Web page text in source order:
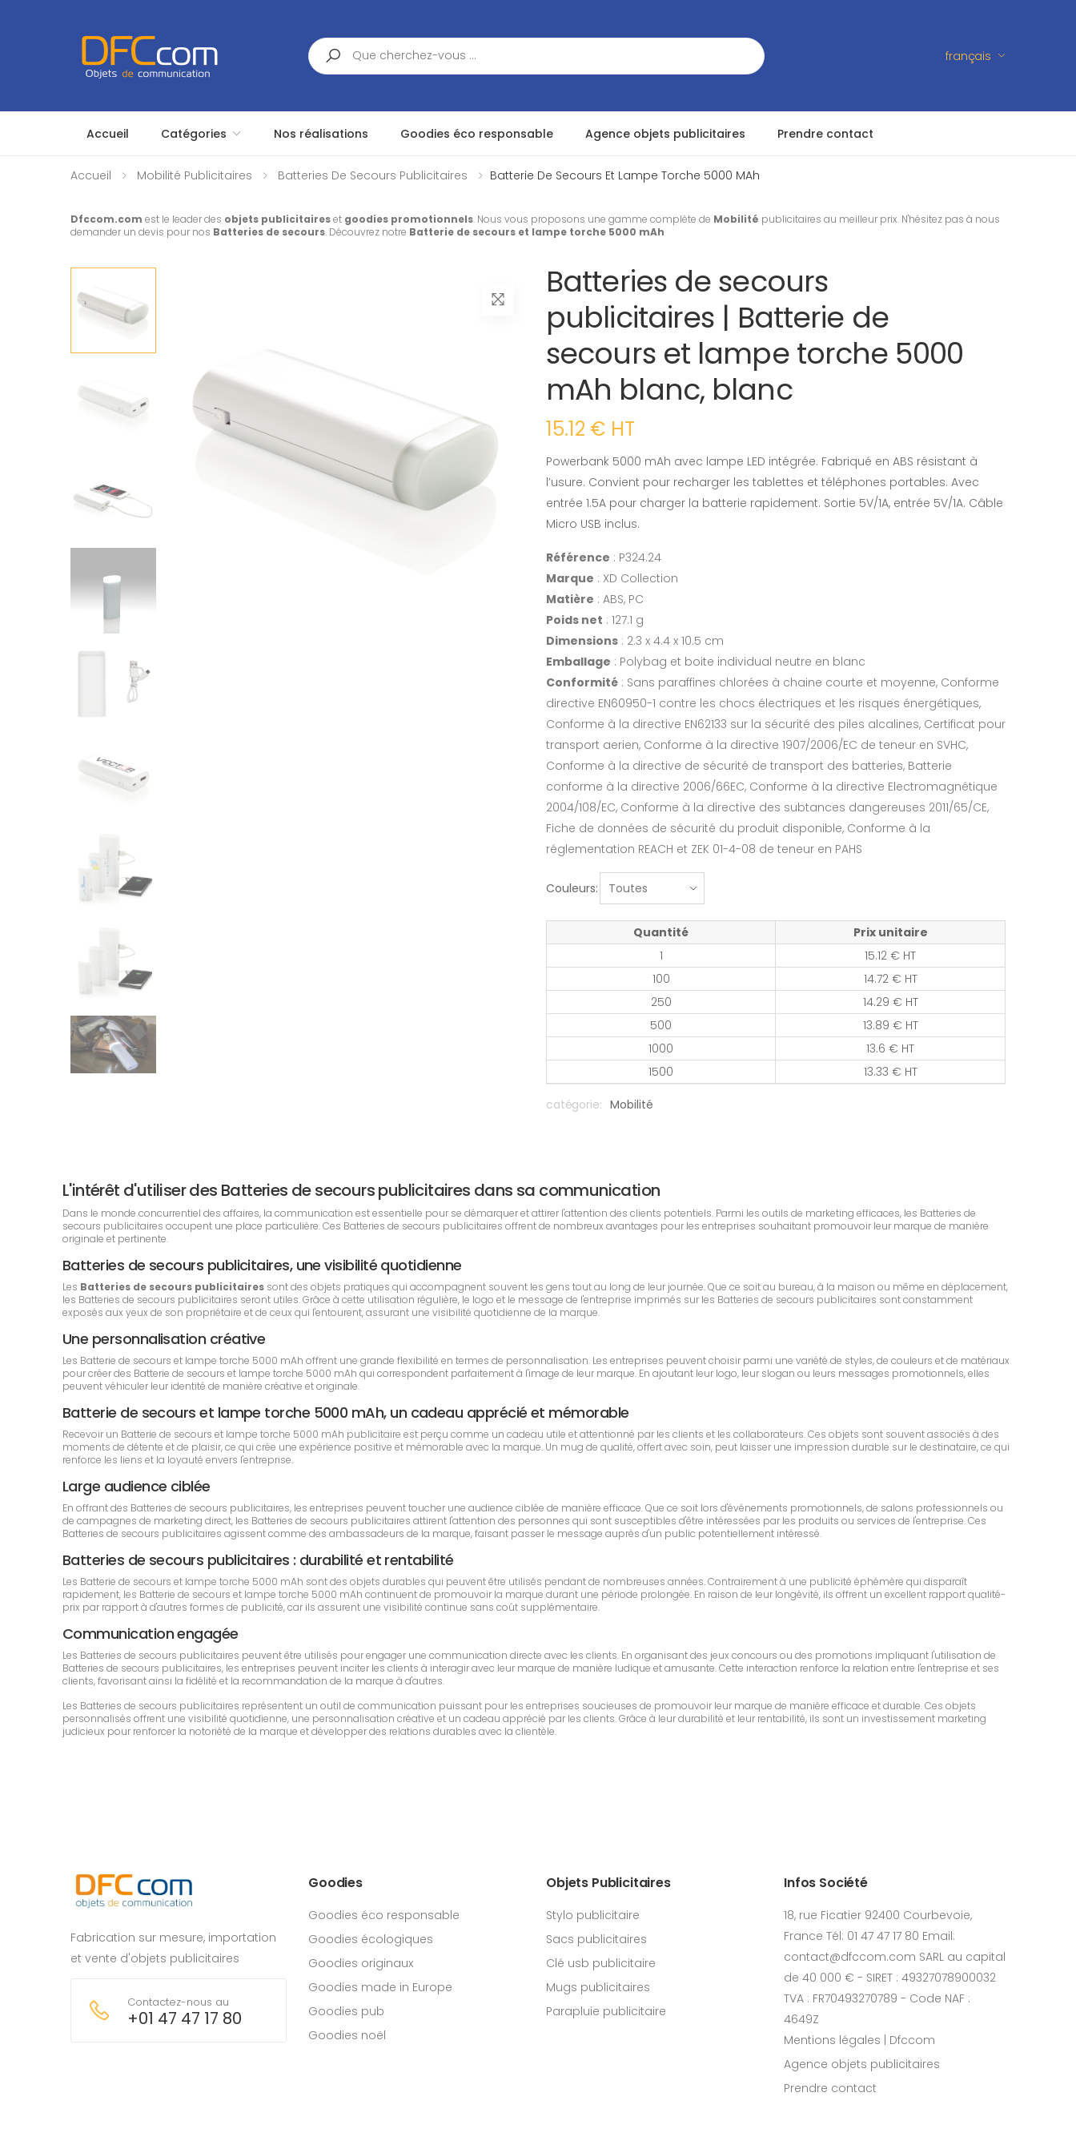
Search
français
Accueil Catégories Nos réalisations Goodies éco responsable Agence objets publicitaires Prendre contact
Accueil Mobilité Publicitaires Batteries De Secours Publicitaires Batterie De Secours Et Lampe Torche 5000 MAh
Dfccom.com est le leader des objets publicitaireset goodies promotionnels. Nous vous proposons une gamme complète de Mobilité publicitaires au meilleur prix. N'hésitez pas à nous
demander un devis pour nos Batteries de secours. Découvrez notre Batterie de secours et lampe torche 5000 mAh
Batteries de secours
publicitaires | Batterie de
secours et lampe torche 5000
mAh blanc, blanc
15.12 € HT
Powerbank 5000 mAh avec lampe LED intégrée. Fabriqué en ABS résistant à
l’usure. Convient pour recharger les tablettes et téléphones portables. Avec
entrée 1.5A pour charger la batterie rapidement. Sortie 5V/1A, entrée 5V/1A. Câble
Micro USB inclus.
Référence : P324.24
Marque : XD Collection
Matière : ABS, PC
Poids net : 127.1 g
Dimensions : 2.3 x 4.4 x 10.5 cm
Emballage : Polybag et boite individual neutre en blanc
Conformité : Sans paraffines chlorées à chaine courte et moyenne, Conforme
directive EN60950-1 contre les chocs électriques et les risques énergétiques,
Conforme à la directive EN62133 sur la sécurité des piles alcalines, Certificat pour
transport aerien, Conforme à la directive 1907/2006/EC de teneur en SVHC,
Conforme à la directive de sécurité de transport des batteries, Batterie
conforme à la directive 2006/66EC, Conforme à la directive Electromagnétique
2004/108/EC, Conforme à la directive des subtances dangereuses 2011/65/CE,
Fiche de données de sécurité du produit disponible, Conforme à la
réglementation REACH et ZEK 01-4-08 de teneur en PAHS
Couleurs:
Quantité
Prix unitaire
1
15.12 € HT
100
14.72 € HT
250
14.29 € HT
500
13.89 € HT
1000
13.6 € HT
1500
13.33 € HT
catégorie: Mobilité
L'intérêt d'utiliser des Batteries de secours publicitaires dans sa communication
Dans le monde concurrentiel des affaires, la communication est essentielle pour se démarquer et attirer l'attention des clients potentiels. Parmi les outils de marketing efficaces, les Batteries de
secours publicitaires occupent une place particulière. Ces Batteries de secours publicitaires offrent de nombreux avantages pour les entreprises souhaitant promouvoir leur marque de manière
originale et pertinente.
Batteries de secours publicitaires, une visibilité quotidienne
Les Batteries de secours publicitaires sont des objets pratiques qui accompagnent souvent les gens tout au long de leur journée. Que ce soit au bureau, à la maison ou même en déplacement,
les Batteries de secours publicitaires seront utiles. Grâce à cette utilisation régulière, le logo et le message de l'entreprise imprimés sur les Batteries de secours publicitaires sont constamment
exposés aux yeux de son propriétaire et de ceux qui l'entourent, assurant une visibilité quotidienne de la marque.
Une personnalisation créative
Les Batterie de secours et lampe torche 5000 mAh offrent une grande flexibilité en termes de personnalisation. Les entreprises peuvent choisir parmi une variété de styles, de couleurs et de matériaux
pour créer des Batterie de secours et lampe torche 5000 mAh qui correspondent parfaitement à l'image de leur marque. En ajoutant leur logo, leur slogan ou leurs messages promotionnels, elles
peuvent véhiculer leur identité de manière créative et originale.
Batterie de secours et lampe torche 5000 mAh, un cadeau apprécié et mémorable
Recevoir un Batterie de secours et lampe torche 5000 mAh publicitaire est perçu comme un cadeau utile et attentionné par les clients et les collaborateurs. Ces objets sont souvent associés à des
moments de détente et de plaisir, ce qui crée une expérience positive et mémorable avec la marque. Un mug de qualité, offert avec soin, peut laisser une impression durable sur le destinataire, ce qui
renforce les liens et la loyauté envers l'entreprise.
Large audience ciblée
En offrant des Batteries de secours publicitaires, les entreprises peuvent toucher une audience ciblée de manière efficace. Que ce soit lors d'événements promotionnels, de salons professionnels ou
de campagnes de marketing direct, les Batteries de secours publicitaires attirent l'attention des personnes qui sont susceptibles d'être intéressées par les produits ou services de l'entreprise. Ces
Batteries de secours publicitaires agissent comme des ambassadeurs de la marque, faisant passer le message auprès d'un public potentiellement intéressé.
Batteries de secours publicitaires : durabilité et rentabilité
Les Batterie de secours et lampe torche 5000 mAh sont des objets durables qui peuvent être utilisés pendant de nombreuses années. Contrairement à une publicité éphémère qui disparaît
rapidement, les Batterie de secours et lampe torche 5000 mAh continuent de promouvoir la marque durant une période prolongée. En raison de leur longévité, ils offrent un excellent rapport qualité-
prix par rapport à d'autres formes de publicité, car ils assurent une visibilité continue sans coût supplémentaire.
Communication engagée
Les Batteries de secours publicitaires peuvent être utilisés pour engager une communication directe avec les clients. En organisant des jeux concours ou des promotions impliquant l'utilisation de
Batteries de secours publicitaires, les entreprises peuvent inciter les clients à interagir avec leur marque de manière ludique et amusante. Cette interaction renforce la relation entre l'entreprise et ses
clients, favorisant ainsi la fidélité et la recommandation de la marque à d'autres.
Les Batteries de secours publicitaires représentent un outil de communication puissant pour les entreprises soucieuses de promouvoir leur marque de manière efficace et durable. Ces objets
personnalisés offrent une visibilité quotidienne, une personnalisation créative et un cadeau apprécié par les clients. Grâce à leur durabilité et leur rentabilité, ils sont un investissement marketing
judicieux pour renforcer la notoriété de la marque et développer des relations durables avec la clientèle.
Fabrication sur mesure, importation
et vente d'objets publicitaires
Contactez-nous au
+01 47 47 17 80
Goodies
Goodies éco responsable
Goodies écologiques
Goodies originaux
Goodies made in Europe
Goodies pub
Goodies noël
Objets Publicitaires
Stylo publicitaire
Sacs publicitaires
Clé usb publicitaire
Mugs publicitaires
Parapluie publicitaire
Infos Société
18, rue Ficatier 92400 Courbevoie,
France Tél: 01 47 47 17 80 Email:
contact@dfccom.com SARL au capital
de 40 000 € - SIRET : 49327078900032
TVA : FR70493270789 - Code NAF :
4649Z
Mentions légales | Dfccom
Agence objets publicitaires
Prendre contact